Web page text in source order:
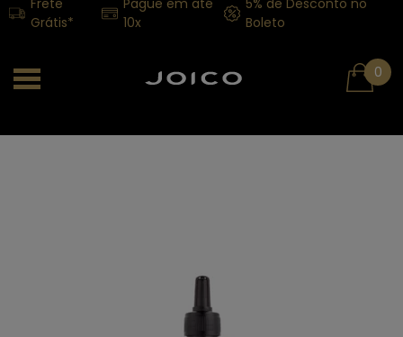
Frete
Grátis*
Pague em até
10x
5% de Desconto no
Boleto
0